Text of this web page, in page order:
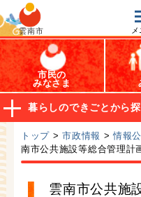
雲南市
オープンデータ
市民の
みなさま
暮らしのできごとから
トップ >市政情報 >情報
南市公共施設等総合管理計
雲南市公共施